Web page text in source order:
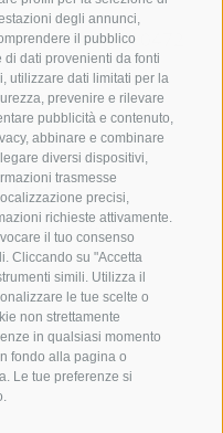
degli annunci,
il pubblico
dati provenienti da fonti
utilizzare dati limitati per la
prevenire e rilevare
pubblicità e contenuto,
abbinare e combinare
diversi dispositivi,
trasmesse
precisi,
richieste attivamente.
il tuo consenso
Cliccando su "Accetta
simili. Utilizza il
le tue scelte o
non strettamente
in qualsiasi momento
fondo alla pagina o
Le tue preferenze si
760608/+39 0472
nostre offerte